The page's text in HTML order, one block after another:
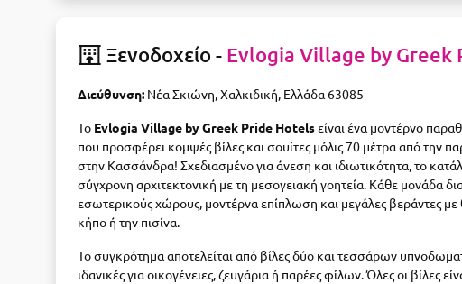
Ξενοδοχείο - Evlogia Village by Greek
Διεύθυνση: Νέα Σκιώνη, Χαλκιδική, Ελλάδα 63085
Το Evlogia Village by Greek Pride Hotelsείναι ένα μοντέρνο
που προσφέρει κομψές βίλες και σουίτες μόλις 70 μέτρα από την
στην Κασσάνδρα! Σχεδιασμένο για άνεση και ιδιωτικότητα, το
σύγχρονη αρχιτεκτονική με τη μεσογειακή γοητεία. Κάθε μονάδα
εσωτερικούς χώρους, μοντέρνα επίπλωση και μεγάλες βεράντες
κήπο ή την πισίνα.
Το συγκρότημα αποτελείται από βίλες δύο και τεσσάρων
ιδανικές για οικογένειες, ζευγάρια ή παρέες φίλων. Όλες οι βίλες